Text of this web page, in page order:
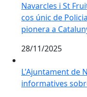
Navarcles i St
cos únic de
pionera a
28/11/2025
L'Ajuntament de
informatives